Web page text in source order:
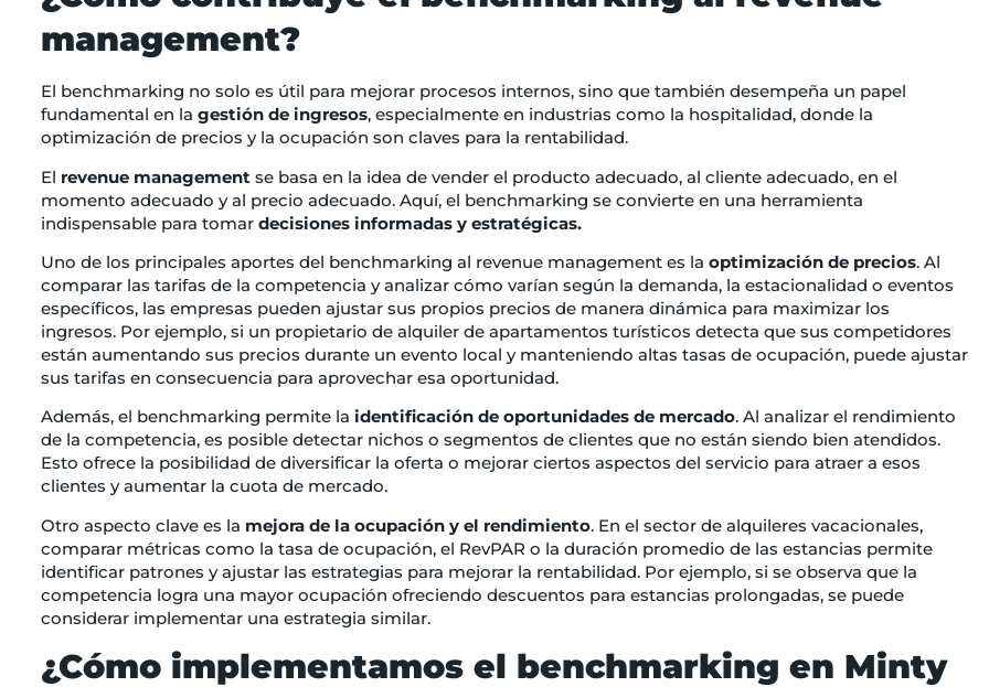
management?
El benchmarking no solo es útil para mejorar procesos internos, sino que también desempeña un papel
fundamental en la gestión de ingresos, especialmente en industrias como la hospitalidad, donde la
optimización de precios y la ocupación son claves para la rentabilidad.
El revenue management se basa en la idea de vender el producto adecuado, al cliente adecuado, en el
momento adecuado y al precio adecuado. Aquí, el benchmarking se convierte en una herramienta
indispensable para tomar decisiones informadas y estratégicas.
Uno de los principales aportes del benchmarking al revenue management es la optimización de precios. Al
comparar las tarifas de la competencia y analizar cómo varían según la demanda, la estacionalidad o eventos
específicos, las empresas pueden ajustar sus propios precios de manera dinámica para maximizar los
ingresos. Por ejemplo, si un propietario de alquiler de apartamentos turísticos detecta que sus competidores
están aumentando sus precios durante un evento local y manteniendo altas tasas de ocupación, puede ajustar
sus tarifas en consecuencia para aprovechar esa oportunidad.
Además, el benchmarking permite la identificación de oportunidades de mercado. Al analizar el rendimiento
de la competencia, es posible detectar nichos o segmentos de clientes que no están siendo bien atendidos.
Esto ofrece la posibilidad de diversificar la oferta o mejorar ciertos aspectos del servicio para atraer a esos
clientes y aumentar la cuota de mercado.
Otro aspecto clave es la mejora de la ocupación y el rendimiento. En el sector de alquileres vacacionales,
comparar métricas como la tasa de ocupación, el RevPAR o la duración promedio de las estancias permite
identificar patrones y ajustar las estrategias para mejorar la rentabilidad. Por ejemplo, si se observa que la
competencia logra una mayor ocupación ofreciendo descuentos para estancias prolongadas, se puede
considerar implementar una estrategia similar.
¿Cómo implementamos el benchmarking en Minty